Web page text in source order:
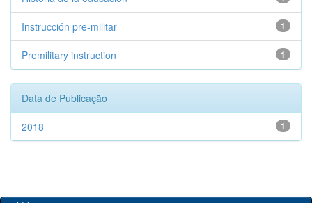
1
Instrucción pre-militar
1
Premilitary instruction
Data de Publicação
1
2018